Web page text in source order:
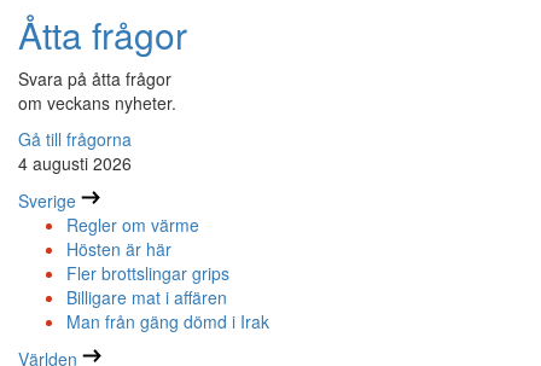
Åtta frågor
Svara på åtta frågor
om veckans nyheter.
Gå till frågorna
4 augusti 2026
Sverige
Regler om värme
Hösten är här
Fler brottslingar grips
Billigare mat i affären
Man från gäng dömd i Irak
Världen